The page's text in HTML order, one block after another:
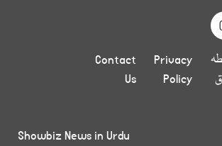
Privacy
Policy
Contact
Us
Showbiz News in Urdu